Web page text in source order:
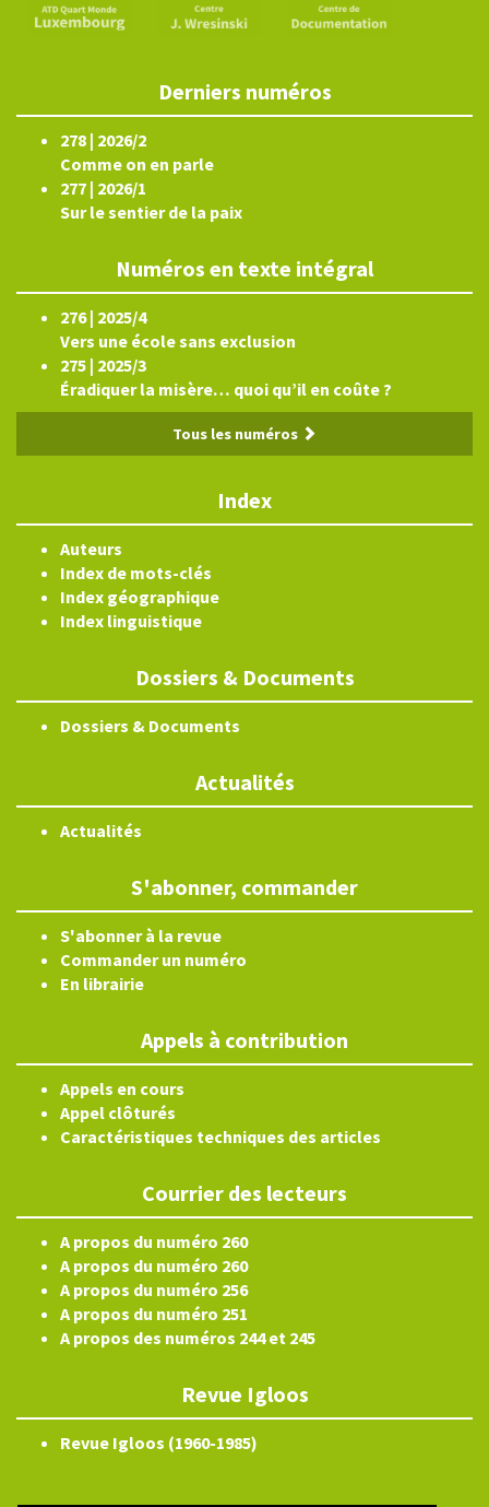
Derniers numéros
278 | 2026/2
Comme on en parle
277 | 2026/1
Sur le sentier de la paix
Numéros en texte intégral
276 | 2025/4
Vers une école sans exclusion
275 | 2025/3
Éradiquer la misère… quoi qu’il en coûte ?
Tous les numéros
Index
Auteurs
Index de mots-clés
Index géographique
Index linguistique
Dossiers & Documents
Dossiers & Documents
Actualités
Actualités
S'abonner, commander
S'abonner à la revue
Commander un numéro
En librairie
Appels à contribution
Appels en cours
Appel clôturés
Caractéristiques techniques des articles
Courrier des lecteurs
A propos du numéro 260
A propos du numéro 260
A propos du numéro 256
A propos du numéro 251
A propos des numéros 244 et 245
Revue Igloos
Revue Igloos (1960-1985)